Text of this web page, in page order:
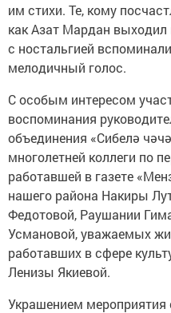
им стихи. Те, кому
как Азат Мардан выходил
с ностальгией
мелодичный голос.
С особым интересом
воспоминания
объединения «Сибелә
многолетней коллеги по
работавшей в газете
нашего района Накиры
Федотовой, Раушании
Усмановой, уважаемых
работавших в сфере
Ленизы Якиевой.
Украшением